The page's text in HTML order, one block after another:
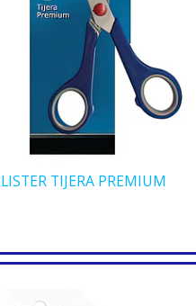
TIJERA PREMIUM